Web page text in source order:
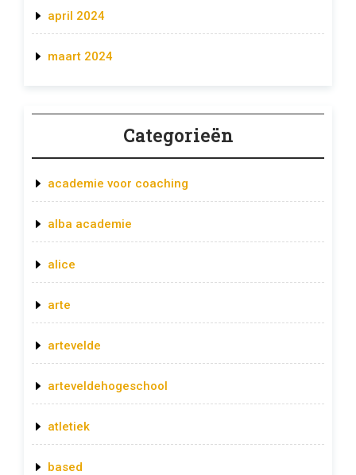
april 2024
maart 2024
Categorieën
academie voor coaching
alba academie
alice
arte
artevelde
arteveldehogeschool
atletiek
based